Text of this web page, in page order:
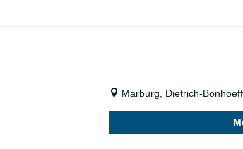
Marburg, Dietrich-